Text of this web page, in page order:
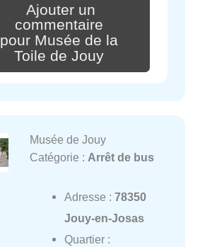
Ajouter un
commentaire
pour Musée de la
Toile de Jouy
Musée de Jouy
Catégorie : Arrêt de bus
Adresse : 78350
Jouy-en-Josas
Quartier :